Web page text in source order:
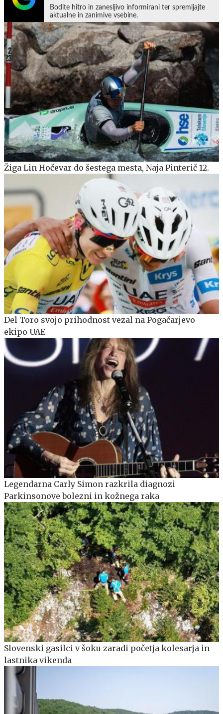
Bodite hitro in zanesljivo informirani ter spremljajte
aktualne in zanimive vsebine.
Žiga Lin Hočevar do šestega mesta, Naja Pinterič 12.
Del Toro svojo prihodnost vezal na Pogačarjevo
ekipo UAE
Legendarna Carly Simon razkrila diagnozi
Parkinsonove bolezni in kožnega raka
Slovenski gasilci v šoku zaradi početja kolesarja in
lastnika vikenda